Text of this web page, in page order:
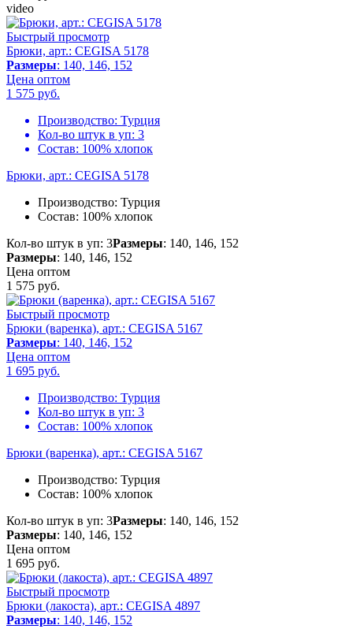
video
Быстрый просмотр
Брюки, арт.: CEGISA 5178
Размеры: 140, 146, 152
Цена оптом
1 575 руб.
Производство: Турция
Кол-во штук в уп: 3
Состав: 100% хлопок
Брюки, арт.: CEGISA 5178
Производство: Турция
Состав: 100% хлопок
Кол-во штук в уп: 3Размеры: 140, 146, 152
Размеры: 140, 146, 152
Цена оптом
1 575 руб.
Быстрый просмотр
Брюки (варенка), арт.: CEGISA 5167
Размеры: 140, 146, 152
Цена оптом
1 695 руб.
Производство: Турция
Кол-во штук в уп: 3
Состав: 100% хлопок
Брюки (варенка), арт.: CEGISA 5167
Производство: Турция
Состав: 100% хлопок
Кол-во штук в уп: 3Размеры: 140, 146, 152
Размеры: 140, 146, 152
Цена оптом
1 695 руб.
Быстрый просмотр
Брюки (лакоста), арт.: CEGISA 4897
Размеры: 140, 146, 152